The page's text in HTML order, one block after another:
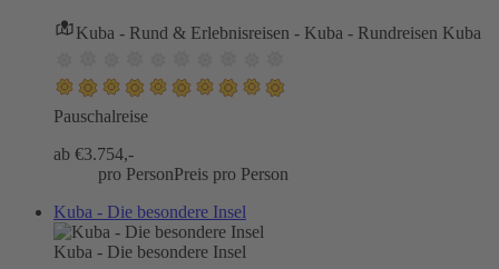
Kuba - Rund & Erlebnisreisen - Kuba - Rundreisen Kuba
Pauschalreise
ab €3.754,-
pro PersonPreis pro Person
Kuba - Die besondere Insel
Kuba - Die besondere Insel